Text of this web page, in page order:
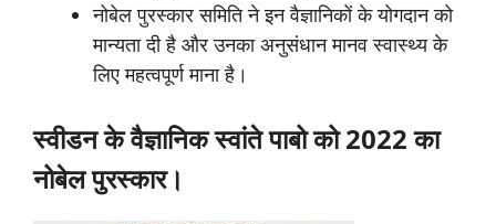
नोबेल पुरस्कार समिति ने इन वैज्ञानिकों के योगदान को
मान्यता दी है और उनका अनुसंधान मानव स्वास्थ्य के
लिए महत्वपूर्ण माना है।
स्वीडनकेवैज्ञानिकस्वांतेपाबोको2022का
नोबेलपुरस्कार।